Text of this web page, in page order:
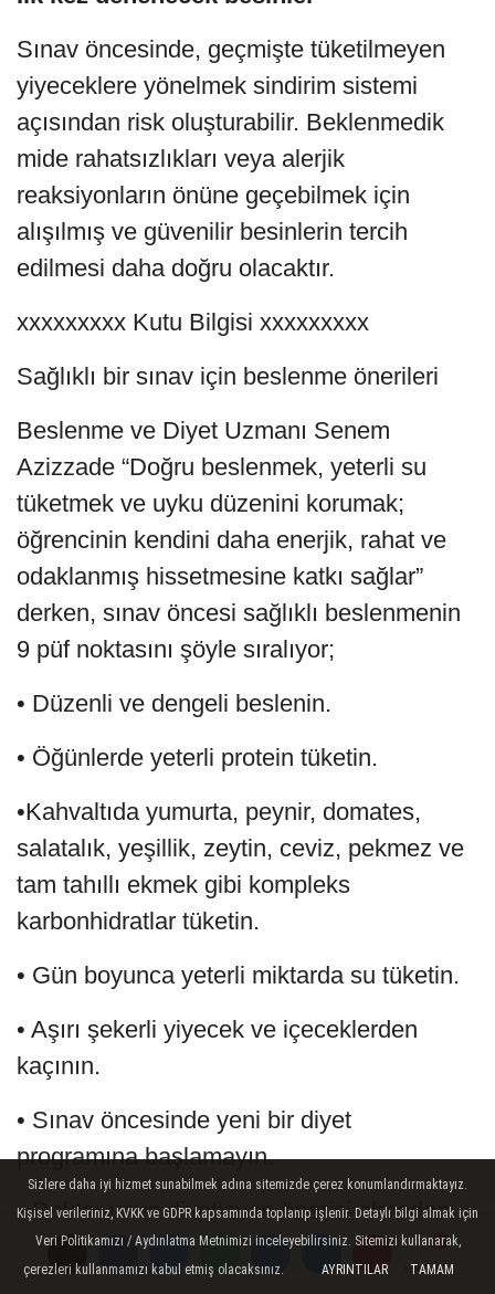
Yorumlar
Yorumlar
Sınav öncesinde, geçmişte tüketilmeyen
yiyeceklere yönelmek sindirim sistemi
açısından risk oluşturabilir. Beklenmedik
mide rahatsızlıkları veya alerjik
reaksiyonların önüne geçebilmek için
alışılmış ve güvenilir besinlerin tercih
edilmesi daha doğru olacaktır.
xxxxxxxxx Kutu Bilgisi xxxxxxxxx
Sağlıklı bir sınav için beslenme önerileri
Beslenme ve Diyet Uzmanı Senem
Azizzade “Doğru beslenmek, yeterli su
tüketmek ve uyku düzenini korumak;
öğrencinin kendini daha enerjik, rahat ve
odaklanmış hissetmesine katkı sağlar”
derken, sınav öncesi sağlıklı beslenmenin
9 püf noktasını şöyle sıralıyor;
• Düzenli ve dengeli beslenin.
• Öğünlerde yeterli protein tüketin.
•Kahvaltıda yumurta, peynir, domates,
salatalık, yeşillik, zeytin, ceviz, pekmez ve
tam tahıllı ekmek gibi kompleks
karbonhidratlar tüketin.
• Gün boyunca yeterli miktarda su tüketin.
• Aşırı şekerli yiyecek ve içeceklerden
kaçının.
• Sınav öncesinde yeni bir diyet
programına başlamayın.
• Doktor veya diyetisyen önerisi olmadan
takviye ürün kullanmayın.
Sizlere daha iyi hizmet sunabilmek adına sitemizde çerez konumlandırmaktayız.
Kişisel verileriniz, KVKK ve GDPR kapsamında toplanıp işlenir. Detaylı bilgi almak için
Veri Politikamızı / Aydınlatma Metnimizi inceleyebilirsiniz. Sitemizi kullanarak,
çerezleri kullanmamızı kabul etmiş olacaksınız.
AYRINTILAR TAMAM